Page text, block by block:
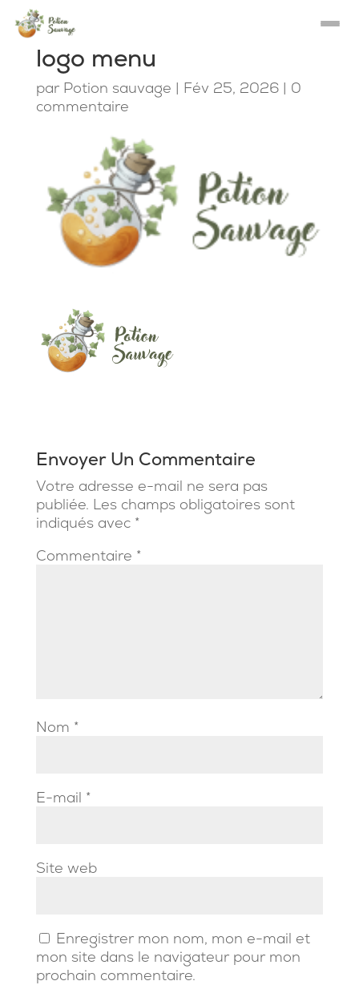
logo menu
par Potion sauvage | Fév 25, 2026| 0
commentaire
Envoyer Un Commentaire
Votre adresse e-mail ne sera pas
publiée. Les champs obligatoires sont
indiqués avec *
Commentaire *
Nom *
E-mail *
Site web
Enregistrer mon nom, mon e-mail et
mon site dans le navigateur pour mon
prochain commentaire.